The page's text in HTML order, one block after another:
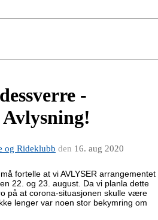
-
og Rideklubb den 16. aug 2020
fortelle at vi AVLYSER arrangementet
22. og 23. august. Da vi planla dette
på at corona-situasjonen skulle være
lenger var noen stor bekymring om